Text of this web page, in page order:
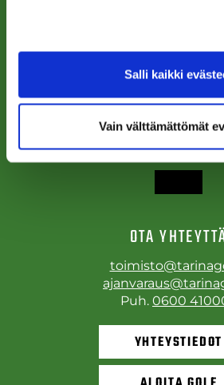
Salli kaikki
Vain välttämättömät
Tarinagolf ry ja/tai
Sähköinen laskutus
Sähköinen laskutus
OTA
Puh. 0600
YHTEYSTIEDOT